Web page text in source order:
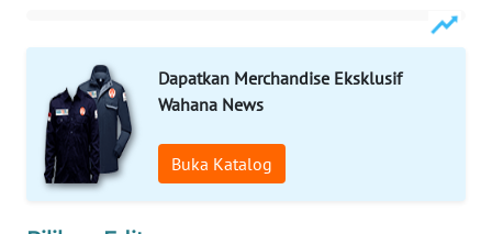
Dapatkan Merchandise Eksklusif
Wahana News
Buka Katalog
KONSUMEN
LISTRIK
MASYARAKAT
KELISTRIKAN
WALINKI